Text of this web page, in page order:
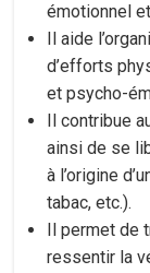
émotionnel
Il aide
d’efforts
et psycho-
Il contribue
ainsi de se
à l’origine
tabac, etc.).
Il permet de
ressentir la